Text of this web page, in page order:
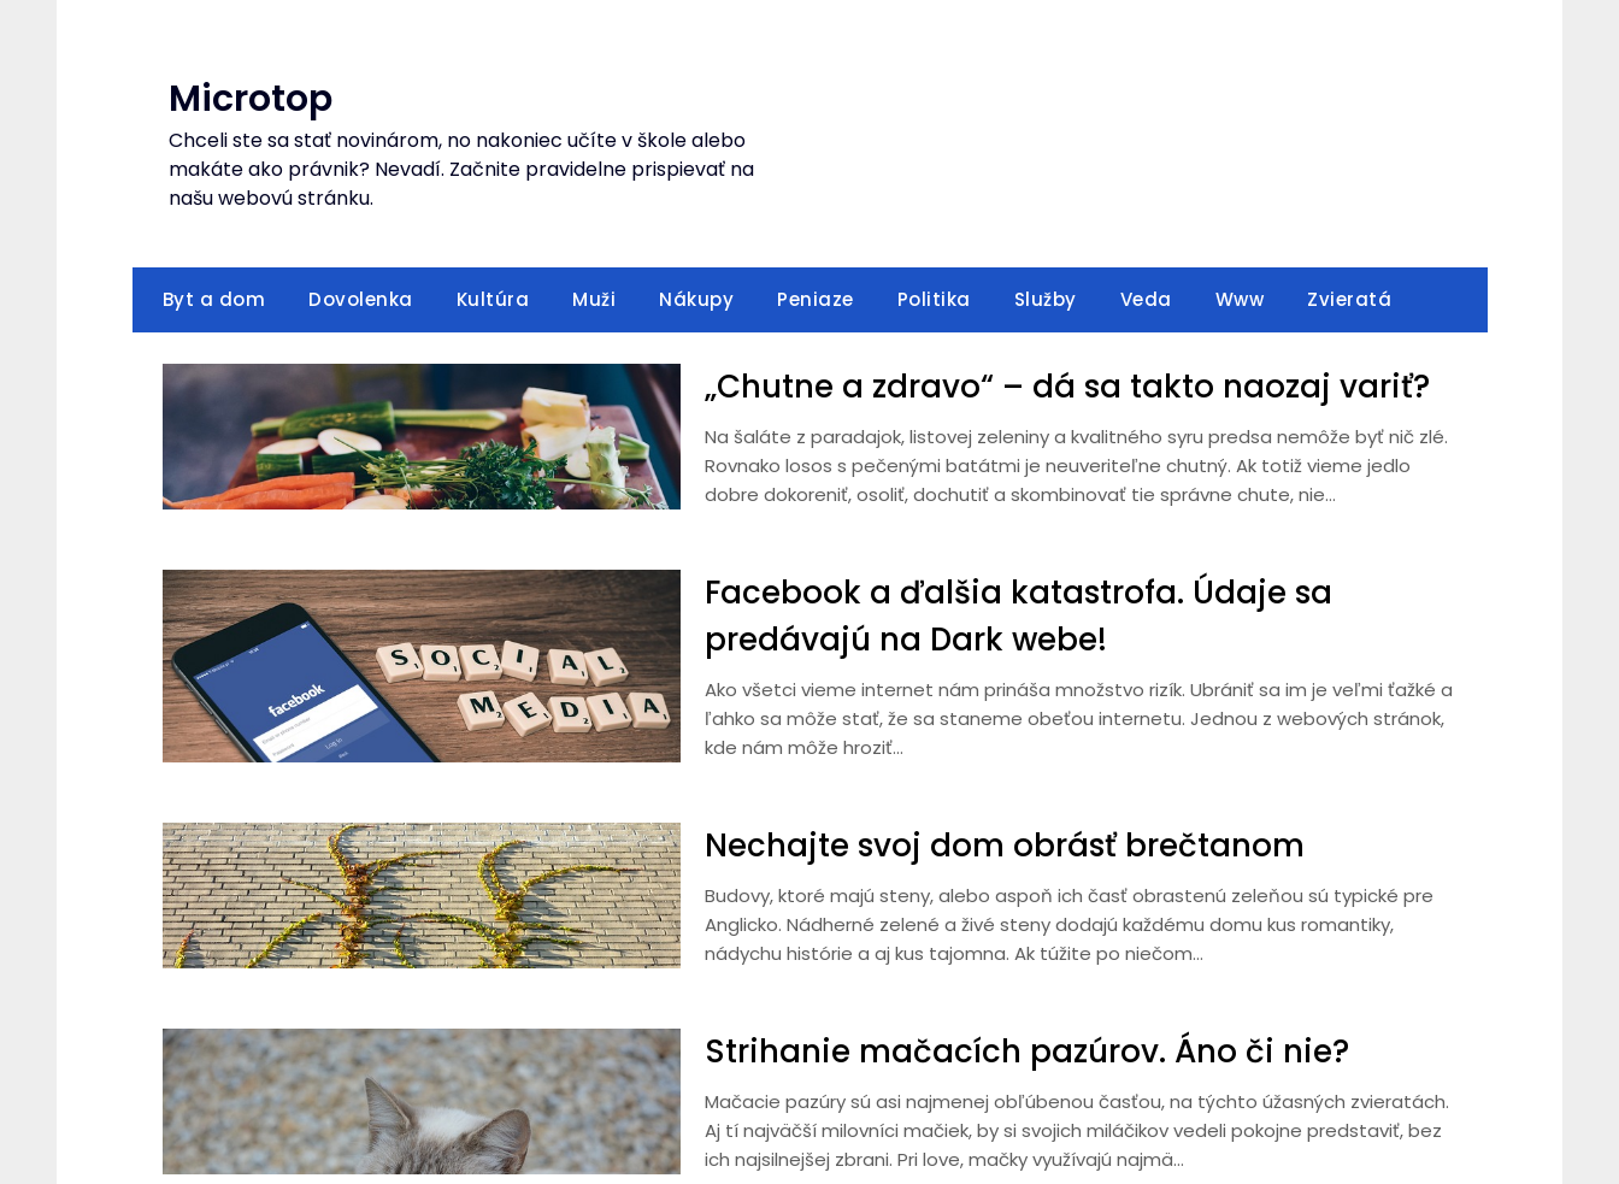
Microtop
Chceli ste sa stať novinárom, no nakoniec učíte v škole alebo
makáte ako právnik? Nevadí. Začnite pravidelne prispievať na
našu webovú stránku.
Byt a dom Dovolenka Kultúra Muži Nákupy Peniaze Politika Služby Veda Www Zvieratá
„Chutne a zdravo“ – dá sa takto naozaj variť?
Na šaláte z paradajok, listovej zeleniny a kvalitného syru predsa nemôže byť nič zlé.
Rovnako losos s pečenými batátmi je neuveriteľne chutný. Ak totiž vieme jedlo
dobre dokoreniť, osoliť, dochutiť a skombinovať tie správne chute, nie…
Facebook a ďalšia katastrofa. Údaje sa
predávajú na Dark webe!
Ako všetci vieme internet nám prináša množstvo rizík. Ubrániť sa im je veľmi ťažké a
ľahko sa môže stať, že sa staneme obeťou internetu. Jednou z webových stránok,
kde nám môže hroziť…
Nechajte svoj dom obrásť brečtanom
Budovy, ktoré majú steny, alebo aspoň ich časť obrastenú zeleňou sú typické pre
Anglicko. Nádherné zelené a živé steny dodajú každému domu kus romantiky,
nádychu histórie a aj kus tajomna. Ak túžite po niečom…
Strihanie mačacích pazúrov. Áno či nie?
Mačacie pazúry sú asi najmenej obľúbenou časťou, na týchto úžasných zvieratách.
Aj tí najväčší milovníci mačiek, by si svojich miláčikov vedeli pokojne predstaviť, bez
ich najsilnejšej zbrani. Pri love, mačky využívajú najmä…